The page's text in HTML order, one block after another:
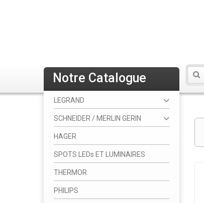
Notre Catalogue
LEGRAND
SCHNEIDER / MERLIN GERIN
HAGER
SPOTS LEDs ET LUMINAIRES
THERMOR
PHILIPS